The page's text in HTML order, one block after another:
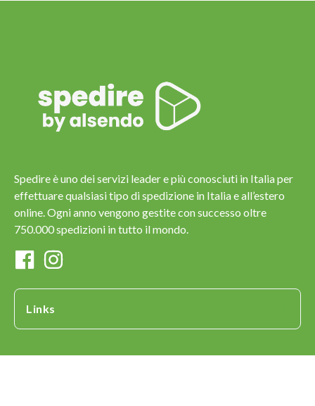
Spedire è uno dei servizi leader e più conosciuti in Italia per
effettuare qualsiasi tipo di spedizione in Italia e all’estero
online. Ogni anno vengono gestite con successo oltre
750.000 spedizioni in tutto il mondo.
Links